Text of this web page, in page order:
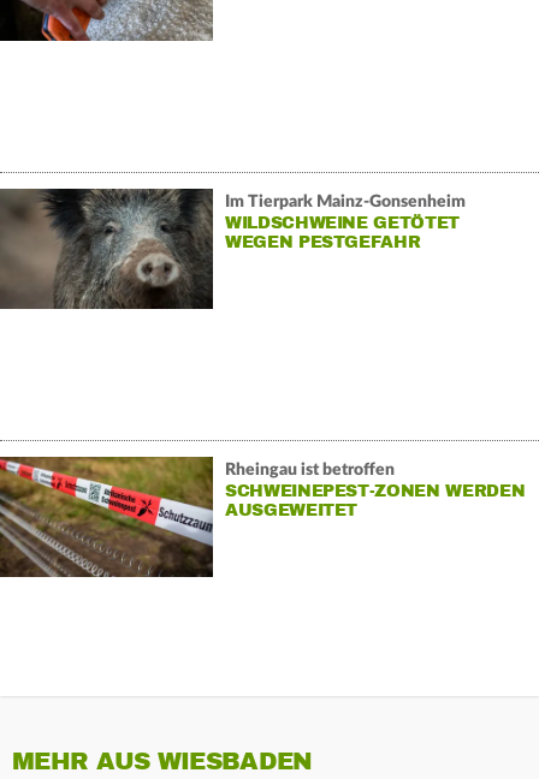
Im Tierpark Mainz-Gonsenheim
WILDSCHWEINE GETÖTET
WEGEN PESTGEFAHR
Rheingau ist betroffen
SCHWEINEPEST-ZONEN WERDEN
AUSGEWEITET
MEHR AUS WIESBADEN